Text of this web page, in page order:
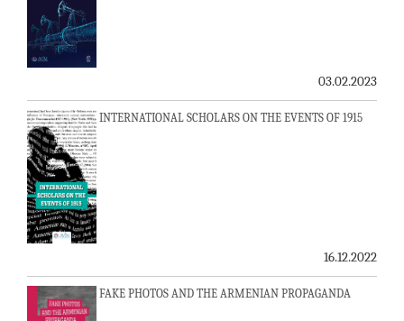
03.02.2023
INTERNATIONAL SCHOLARS ON THE EVENTS OF 1915
16.12.2022
FAKE PHOTOS AND THE ARMENIAN PROPAGANDA